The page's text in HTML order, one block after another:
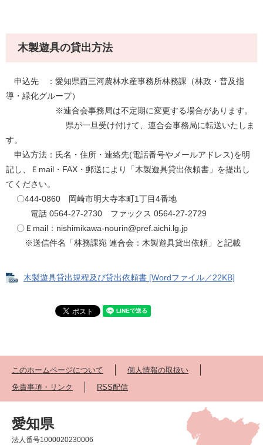
木製遊具の貸出方法
申込先 ：愛知県西三河農林水産事務所林務課（林政・普及指
導・緑化グループ）
※連合会事務局は不定期に変更する場合があります。
県が一旦受け付けて、連合会事務局に転送いたしま
す。
申込方法：氏名・住所・連絡先(電話番号やメールアドレス)を明
記し、Ｅmail・FAX・郵送により「木製遊具貸出依頼書」を提出し
てください。
〇444-0860 岡崎市明大寺本町1丁目4番地
電話 0564-27-2730 ファックス 0564-27-2729
〇Ｅmail：nishimikawa-nourin@pref.aichi.lg.jp
※送信件名「林務課宛 連合会：木製遊具貸出依頼」と記載
木製遊具貸出規程及び貸出依頼書 [Wordファイル／22KB]
このホームページについて
個人情報の取扱い
免責事項・リンク
RSS配信
愛知県
法人番号1000020230006